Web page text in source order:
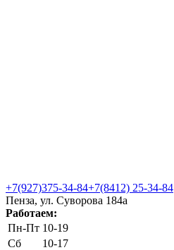
+7(927)375-34-84+7(8412) 25-34-84
Пенза, ул. Cуворова 184а
Работаем:
Пн-Пт 10-19
Сб
10-17